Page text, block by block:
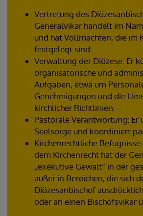
Vertretung des
Generalvikar handelt im
und hat Vollmachten, die im
festgelegt sind.
Verwaltung der Diözese: Er
organisatorische und
Aufgaben, etwa um
Genehmigungen und die
kirchlicher Richtlinien.
Pastorale Verantwortung: Er
Seelsorge und koordiniert
Kirchenrechtliche
dem Kirchenrecht hat der
„exekutive Gewalt“ in der
außer in Bereichen, die sich
Diözesanbischof
oder an einen Bischofsvikar